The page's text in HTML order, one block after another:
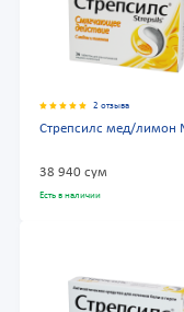
2 отзыва
Стрепсилс мед/лимон
38 940 сум
Есть в наличии